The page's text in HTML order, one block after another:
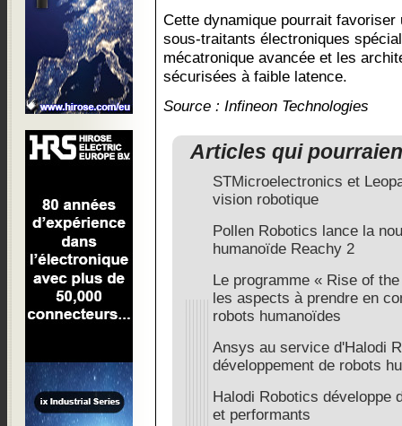
Cette dynamique pourrait favoriser
sous-traitants électroniques
mécatronique avancée et les
sécurisées à faible latence.
Source : Infineon Technologies
Articles qui
STMicroelectronics et
vision robotique
Pollen Robotics lance la
humanoïde Reachy 2
Le programme « Rise of
les aspects à prendre en
robots humanoïdes
Ansys au service d'Halodi
développement de robots
Halodi Robotics développe
et performants